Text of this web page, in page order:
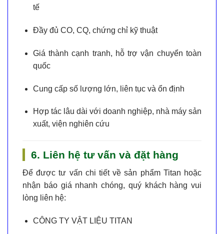
tế
Đầy đủ CO, CQ, chứng chỉ kỹ thuật
Giá thành cạnh tranh, hỗ trợ vận chuyển toàn
quốc
Cung cấp số lượng lớn, liên tục và ổn định
Hợp tác lâu dài với doanh nghiệp, nhà máy sản
xuất, viện nghiên cứu
6. Liên hệ tư vấn và đặt hàng
Để được tư vấn chi tiết về sản phẩm Titan hoặc
nhận báo giá nhanh chóng, quý khách hàng vui
lòng liên hệ:
CÔNG TY VẬT LIỆU TITAN